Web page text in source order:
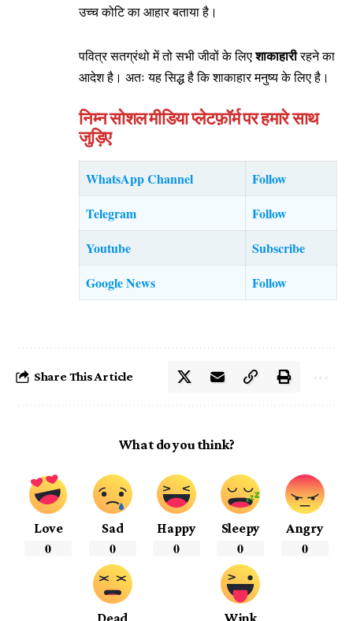
उच्च कोटि का आहार बताया है।
पवित्र सतग्रंथो में तो सभी जीवों के लिएशाकाहारीरहने का
आदेश है। अतः यह सिद्ध है कि शाकाहार मनुष्य के लिए है।
निम्न सोशल मीडिया प्लेटफ़ॉर्म पर हमारे साथ
जुड़िए
WhatsApp Channel
Follow
Telegram
Follow
Youtube
Subscribe
Google News
Follow
Share This Article
What do you think?
Love
0
Sad
0
Happy
0
Sleepy
0
Angry
0
Dead Wink